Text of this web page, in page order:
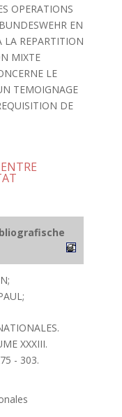
OPERATIONS
EN
LA REPARTITION
MIXTE
LE
TEMOIGNAGE
DE
XXXIII.
- 303.